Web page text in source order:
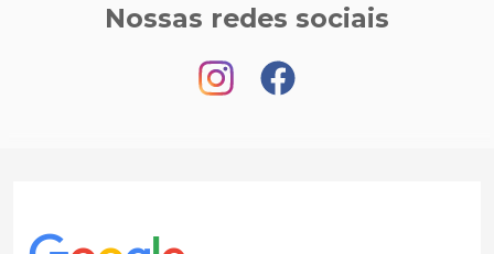
Nossas redes sociais